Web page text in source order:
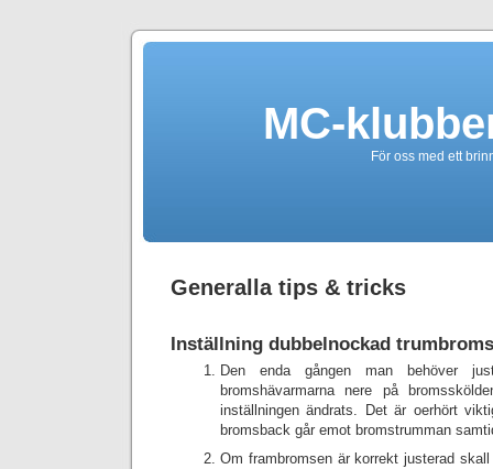
MC-
För oss med ett
Generalla tips & tricks
Inställning dubbelnockad trumbroms
Den enda gången man behöver
bromshävarmarna nere på
inställningen ändrats. Det är oerhört
bromsback går emot bromstrumman
Om frambromsen är korrekt justerad